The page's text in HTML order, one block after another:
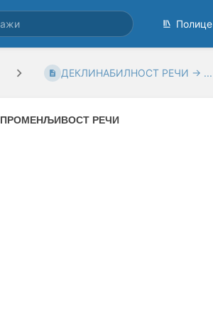
Полице
ДЕКЛИНАБИЛНОСТ РЕЧИ → ...
ПРОМЕНЉИВОСТ РЕЧИ